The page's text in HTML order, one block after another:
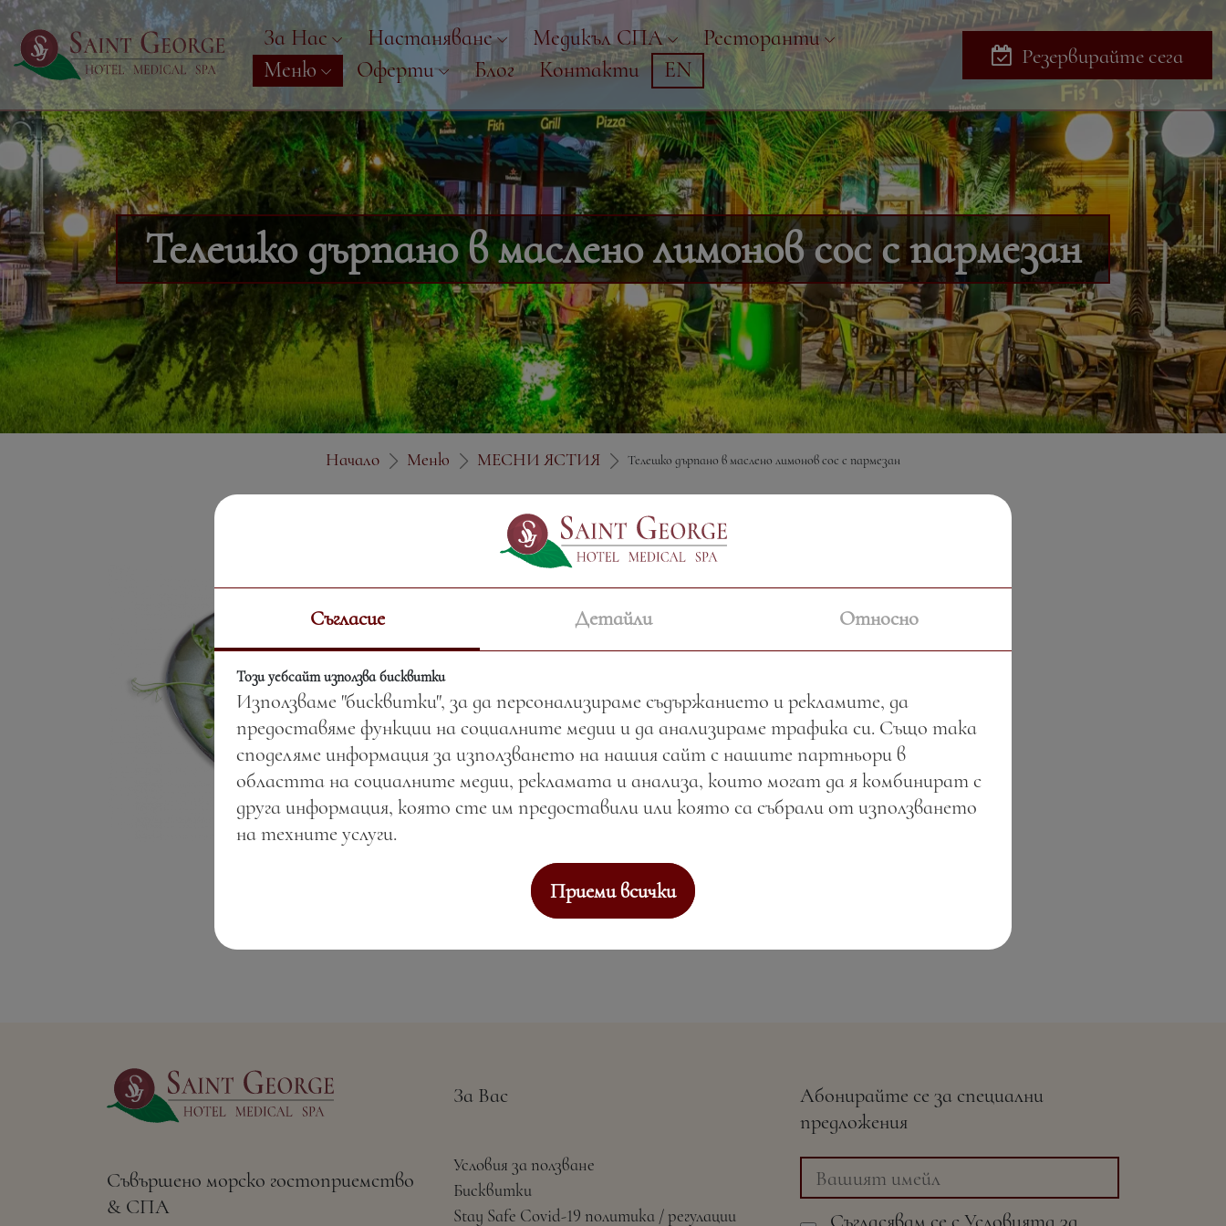
За Нас Настаняване Медикъл СПА
Ресторанти
Меню
Оферти Блог Контакти EN
Резервирайте сега
Телешко дърпано в маслено лимонов сос с пармезан
Начало Меню МЕСНИ ЯСТИЯ Телешко дърпано в маслено лимонов сос с пармезан
Тегло:
Съвършено морско гостоприемство
& СПА
За Вас
Условия за ползване
Бисквитки
Stay Safe Covid-19 политика / регулации
Абонирайте се за специални
предложения
Съгласие Детайли Относно
Този уебсайт използва бисквитки
Използваме "бисквитки", за да персонализираме съдържанието и рекламите, да
предоставяме функции на социалните медии и да анализираме трафика си. Също така
споделяме информация за използването на нашия сайт с нашите партньори в
областта на социалните медии, рекламата и анализа, които могат да я комбинират с
друга информация, която сте им предоставили или която са събрали от използването
на техните услуги.
Приеми всички